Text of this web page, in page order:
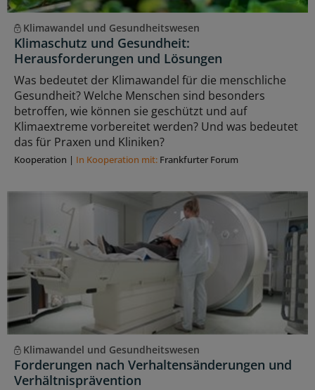
Klimawandel und Gesundheitswesen
Klimaschutz und Gesundheit:
Herausforderungen und Lösungen
Was bedeutet der Klimawandel für die menschliche
Gesundheit? Welche Menschen sind besonders
betroffen, wie können sie geschützt und auf
Klimaextreme vorbereitet werden? Und was bedeutet
das für Praxen und Kliniken?
Kooperation | In Kooperation mit: Frankfurter Forum
Klimawandel und Gesundheitswesen
Forderungen nach Verhaltensänderungen und
Verhältnisprävention